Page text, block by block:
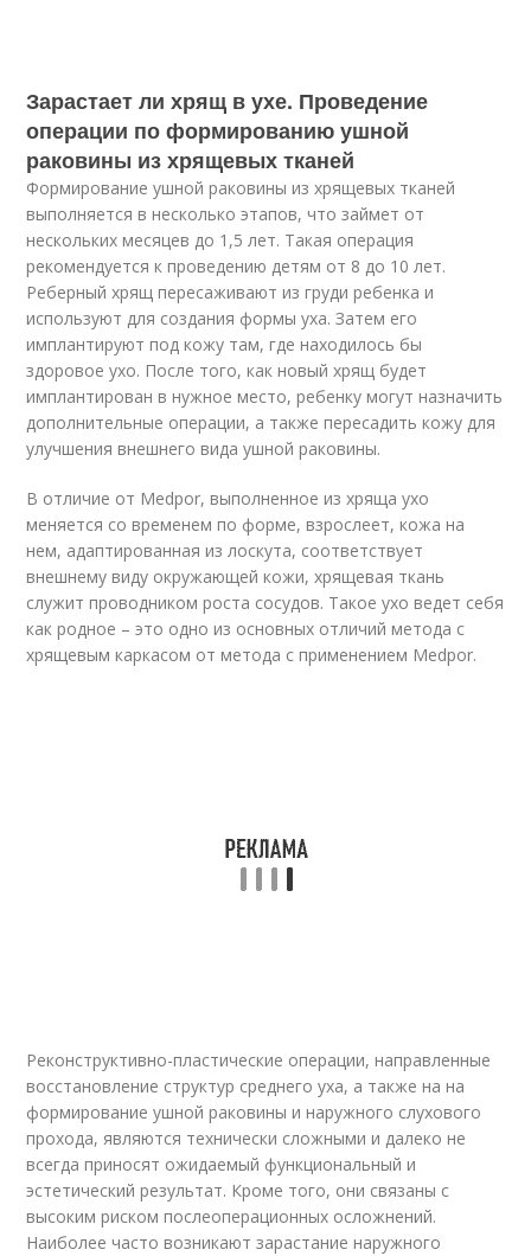
Зарастает ли хрящ в ухе. Проведение
операции по формированию ушной
раковины из хрящевых тканей
Формирование ушной раковины из хрящевых тканей
выполняется в несколько этапов, что займет от
нескольких месяцев до 1,5 лет. Такая операция
рекомендуется к проведению детям от 8 до 10 лет.
Реберный хрящ пересаживают из груди ребенка и
используют для создания формы уха. Затем его
имплантируют под кожу там, где находилось бы
здоровое ухо. После того, как новый хрящ будет
имплантирован в нужное место, ребенку могут назначить
дополнительные операции, а также пересадить кожу для
улучшения внешнего вида ушной раковины.
В отличие от Medpor, выполненное из хряща ухо
меняется со временем по форме, взрослеет, кожа на
нем, адаптированная из лоскута, соответствует
внешнему виду окружающей кожи, хрящевая ткань
служит проводником роста сосудов. Такое ухо ведет себя
как родное – это одно из основных отличий метода с
хрящевым каркасом от метода с применением Medpor.
Реконструктивно-пластические операции, направленные
восстановление структур среднего уха, а также на на
формирование ушной раковины и наружного слухового
прохода, являются технически сложными и далеко не
всегда приносят ожидаемый функциональный и
эстетический результат. Кроме того, они связаны с
высоким риском послеоперационных осложнений.
Наиболее часто возникают зарастание наружного